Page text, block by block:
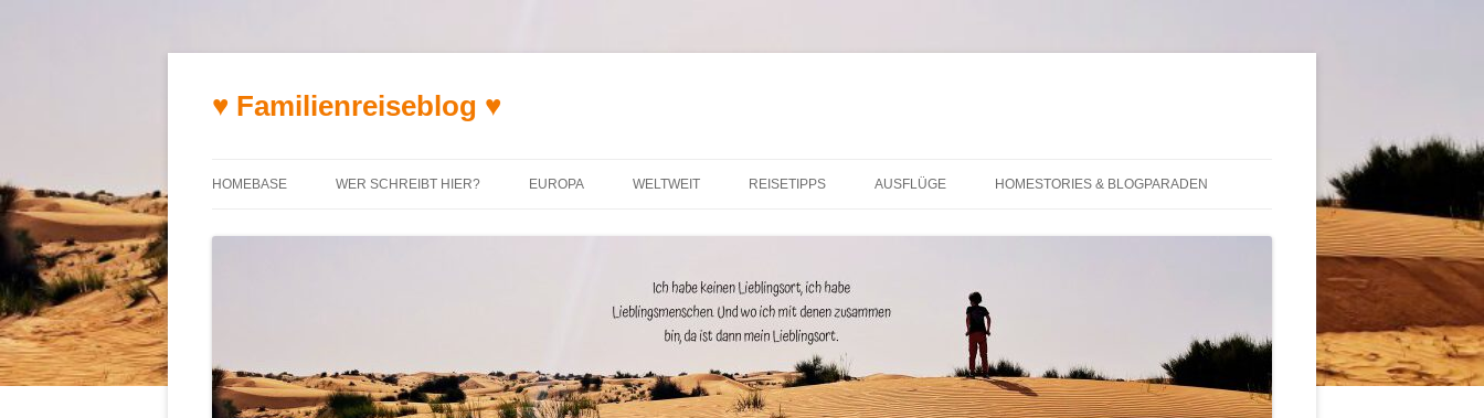
♥ Familienreiseblog ♥
HOMEBASE WER SCHREIBT HIER? EUROPA WELTWEIT REISETIPPS AUSFLÜGE HOMESTORIES & BLOGPARADEN